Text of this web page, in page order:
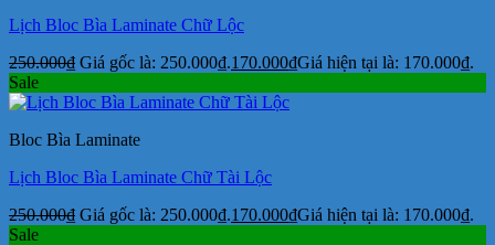
Lịch Bloc Bìa Laminate Chữ Lộc
250.000₫ Giá gốc là: 250.000₫.170.000₫Giá hiện tại là: 170.000₫.
Sale
Bloc Bìa Laminate
Lịch Bloc Bìa Laminate Chữ Tài Lộc
250.000₫ Giá gốc là: 250.000₫.170.000₫Giá hiện tại là: 170.000₫.
Sale